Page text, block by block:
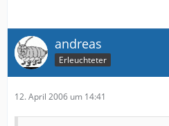
andreas
Erleuchteter
12. April 2006 um 14:41